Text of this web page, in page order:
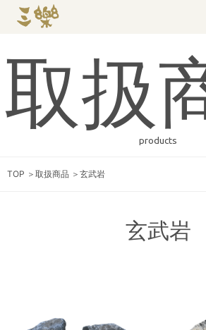
取扱
products
TOP ＞ 取扱商品 ＞ 玄武岩
玄武岩